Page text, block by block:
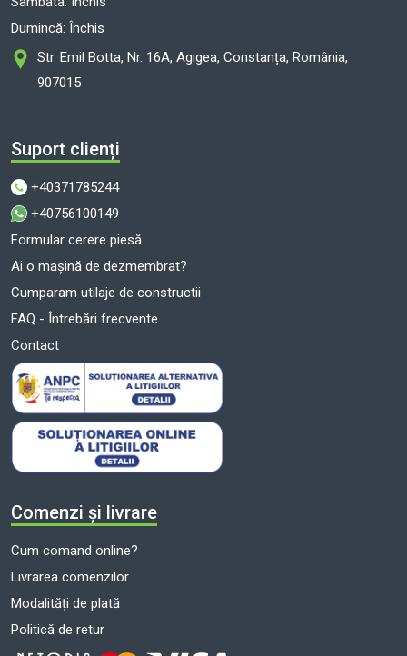
Dumincă: Închis
Str. Emil Botta, Nr. 16A, Agigea, Constanța, România,
907015
Suport clienți
+40371785244
+40756100149
Formular cerere piesă
Ai o mașină de dezmembrat?
Cumparam utilaje de constructii
FAQ - Întrebări frecvente
Contact
Comenzi și livrare
Cum comand online?
Livrarea comenzilor
Modalități de plată
Politică de retur